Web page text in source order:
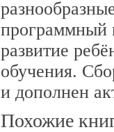
программный
развитие
обучения.
и дополнен
Похожие